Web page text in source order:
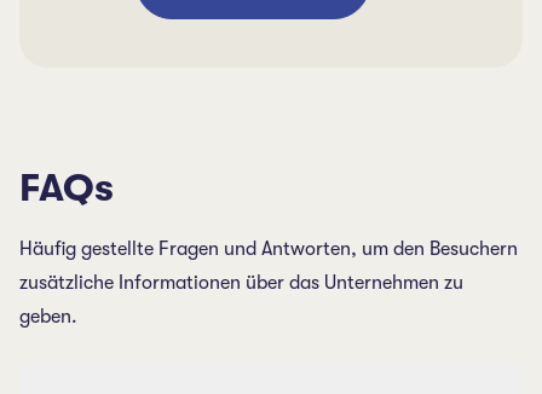
FAQs
Häufig gestellte Fragen und Antworten, um den Besuchern
zusätzliche Informationen über das Unternehmen zu
geben.